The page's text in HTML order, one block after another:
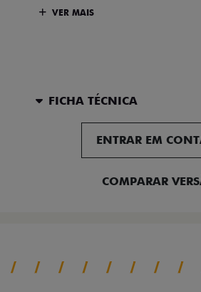
VER MAIS
FICHA TÉCNICA
ENTRAR EM
COMPARAR